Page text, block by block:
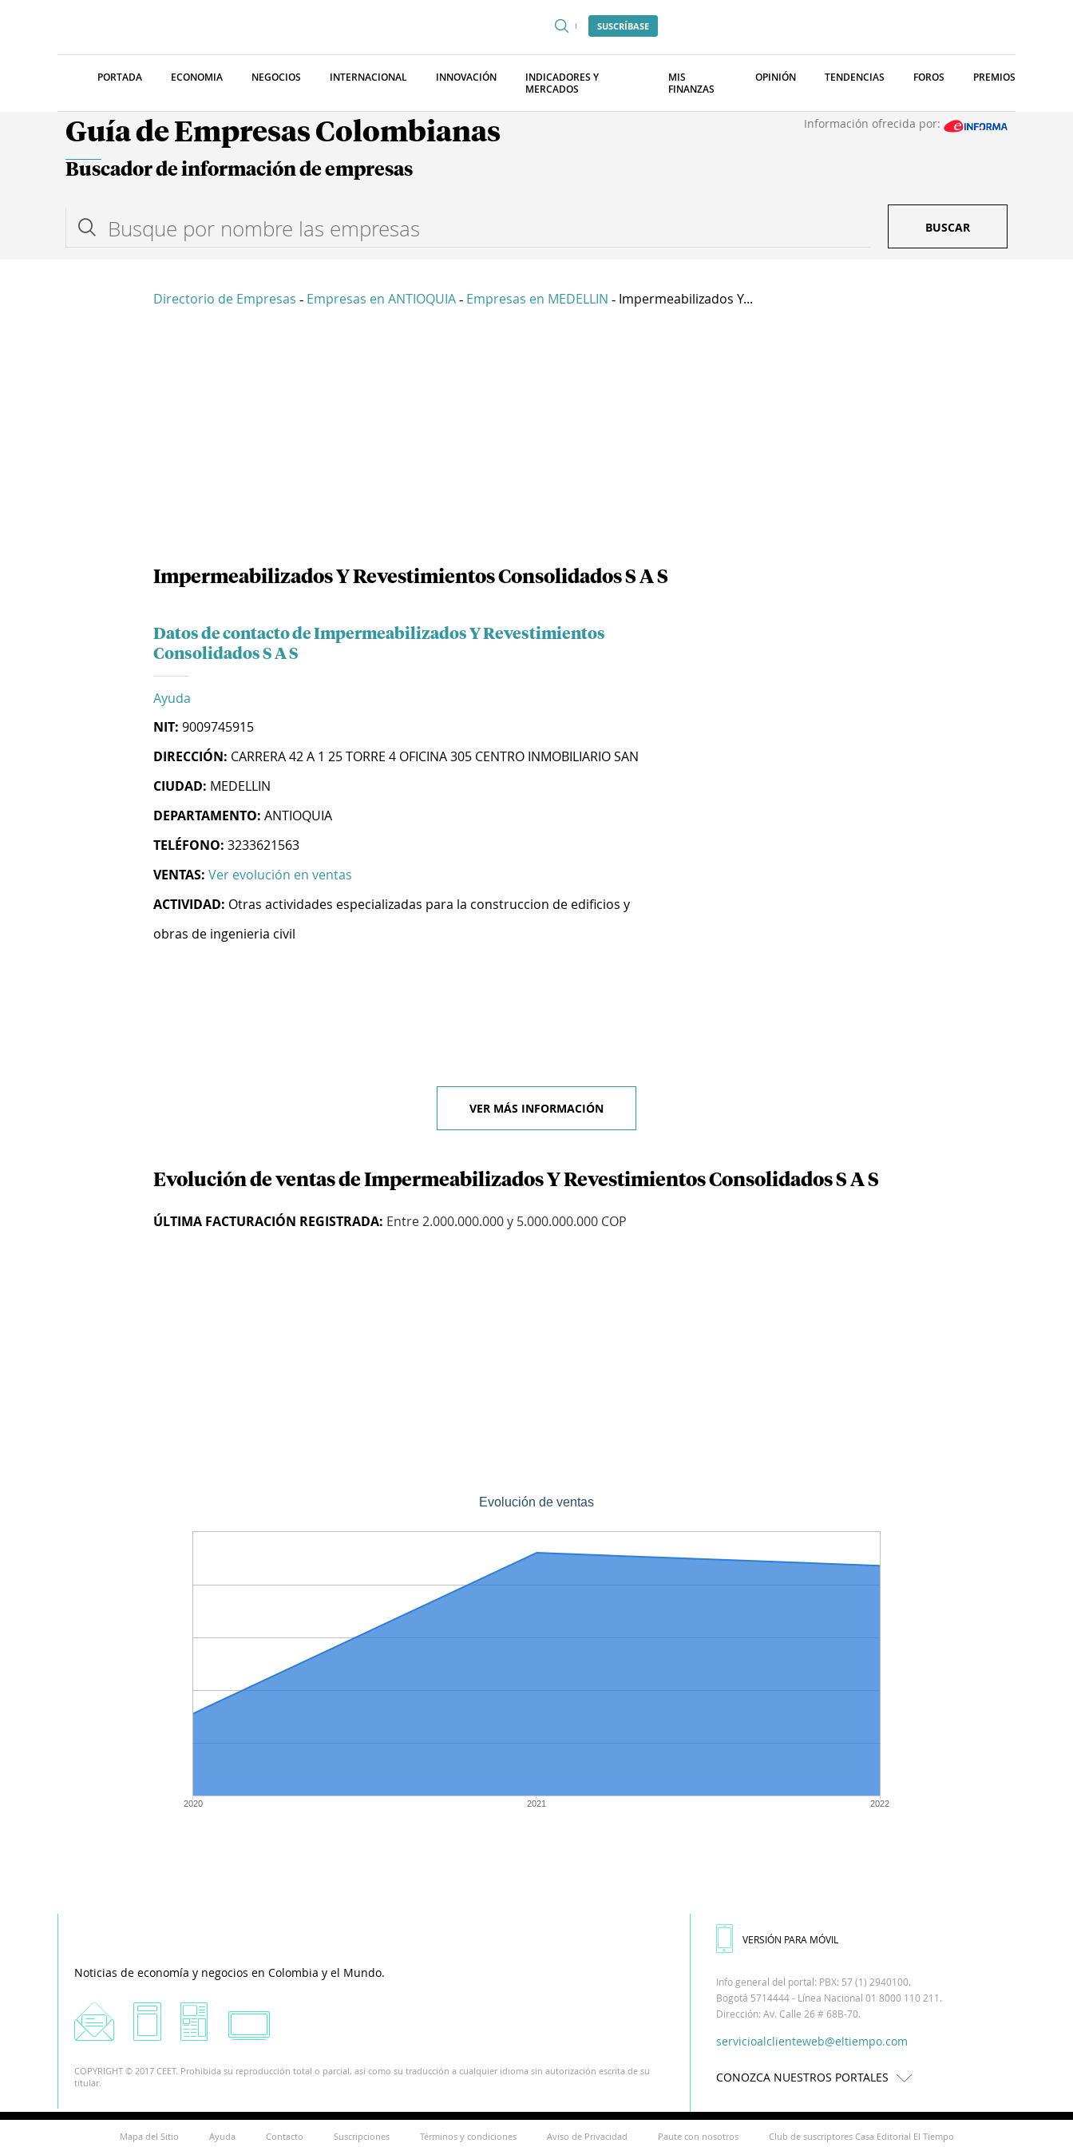
SUSCRÍBASE
PORTADA ECONOMIA NEGOCIOS INTERNACIONAL INNOVACIÓN
INDICADORES Y
MERCADOS
MIS
FINANZAS
OPINIÓN TENDENCIAS FOROS PREMIOS
Guía de Empresas Colombianas Información ofrecida por:
Buscador de información de empresas
BUSCAR
Directorio de Empresas - Empresas en ANTIOQUIA - Empresas en MEDELLIN - Impermeabilizados Y...
Impermeabilizados Y Revestimientos Consolidados S A S
Datos de contacto de Impermeabilizados Y Revestimientos
Consolidados S A S
Ayuda
NIT: 9009745915
DIRECCIÓN: CARRERA 42 A 1 25 TORRE 4 OFICINA 305 CENTRO INMOBILIARIO SAN
CIUDAD: MEDELLIN
DEPARTAMENTO: ANTIOQUIA
TELÉFONO: 3233621563
VENTAS: Ver evolución en ventas
ACTIVIDAD: Otras actividades especializadas para la construccion de edificios y
obras de ingenieria civil
VER MÁS INFORMACIÓN
Evolución de ventas de Impermeabilizados Y Revestimientos Consolidados S A S
ÚLTIMA FACTURACIÓN REGISTRADA: Entre 2.000.000.000 y 5.000.000.000 COP
Evolución de ventas
2020 2021 2022
Noticias de economía y negocios en Colombia y el Mundo.
COPYRIGHT © 2017 CEET. Prohibida su reproducción total o parcial, así como su traducción a cualquier idioma sin autorización escrita de su
titular.
VERSIÓN PARA MÓVIL
Info general del portal: PBX: 57 (1) 2940100.
Bogotá 5714444 - Línea Nacional 01 8000 110 211.
Dirección: Av. Calle 26 # 68B-70.
servicioalclienteweb@eltiempo.com
CONOZCA NUESTROS PORTALES
Mapa del Sitio Ayuda Contacto Suscripciones Términos y condiciones Aviso de Privacidad Paute con nosotros Club de suscriptores Casa Editorial El Tiempo